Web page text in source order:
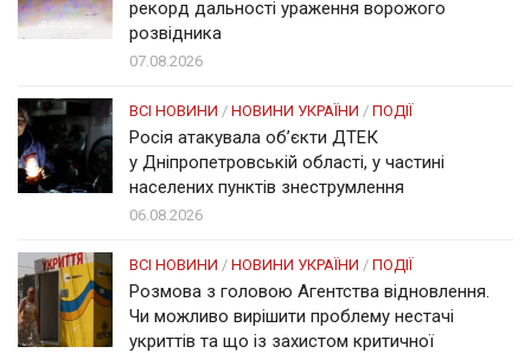
рекорд дальності ураження ворожого
розвідника
07.08.2026
ВСІ НОВИНИ / НОВИНИ УКРАЇНИ / ПОДІЇ
Росія атакувала об’єкти ДТЕК
у Дніпропетровській області, у частині
населених пунктів знеструмлення
06.08.2026
ВСІ НОВИНИ / НОВИНИ УКРАЇНИ / ПОДІЇ
Розмова з головою Агентства відновлення.
Чи можливо вирішити проблему нестачі
укриттів та що із захистом критичної